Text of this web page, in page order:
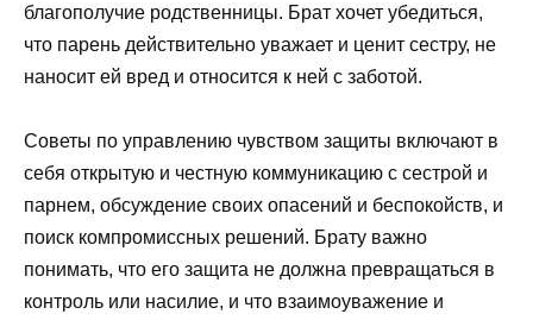
благополучие родственницы. Брат хочет убедиться,
что парень действительно уважает и ценит сестру, не
наносит ей вред и относится к ней с заботой.
Советы по управлению чувством защиты включают в
себя открытую и честную коммуникацию с сестрой и
парнем, обсуждение своих опасений и беспокойств, и
поиск компромиссных решений. Брату важно
понимать, что его защита не должна превращаться в
контроль или насилие, и что взаимоуважение и